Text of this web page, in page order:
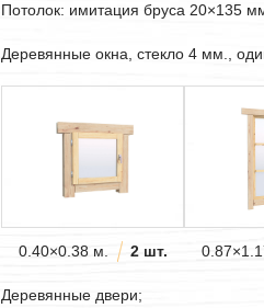
Потолок: имитация бруса 20×135
Деревянные окна, стекло 4 мм.,
0.40×0.38 м. 2 шт.
Деревянные двери;